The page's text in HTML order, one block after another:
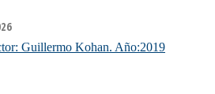
Guillermo Kohan. Año:2019